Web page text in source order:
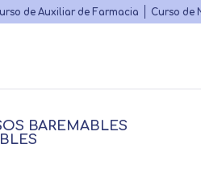
de Auxiliar de Farmacia Curso de
Médico
BAREMABLES